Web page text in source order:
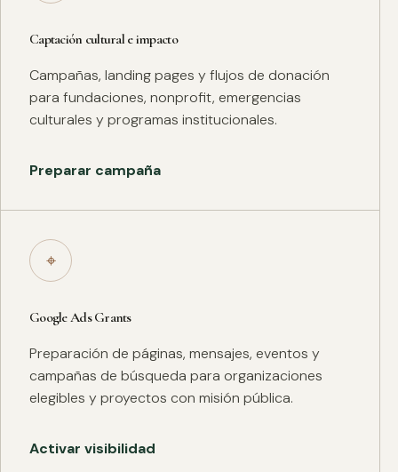
Captación cultural e impacto
Campañas, landing pages y flujos de donación
para fundaciones, nonprofit, emergencias
culturales y programas institucionales.
Preparar campaña
⌖
Google Ads Grants
Preparación de páginas, mensajes, eventos y
campañas de búsqueda para organizaciones
elegibles y proyectos con misión pública.
Activar visibilidad